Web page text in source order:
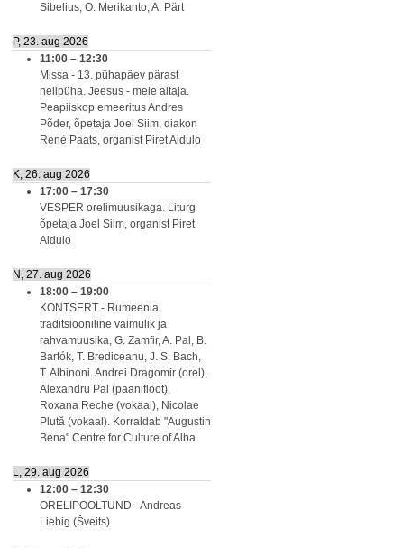
Sibelius, O. Merikanto, A. Pärt
P, 23. aug 2026
11:00 – 12:30
Missa - 13. pühapäev pärast
nelipüha. Jeesus - meie aitaja.
Peapiiskop emeeritus Andres
Põder, õpetaja Joel Siim, diakon
Renè Paats, organist Piret Aidulo
K, 26. aug 2026
17:00 – 17:30
VESPER orelimuusikaga. Liturg
õpetaja Joel Siim, organist Piret
Aidulo
N, 27. aug 2026
18:00 – 19:00
KONTSERT - Rumeenia
traditsiooniline vaimulik ja
rahvamuusika, G. Zamfir, A. Pal, B.
Bartók, T. Brediceanu, J. S. Bach,
T. Albinoni. Andrei Dragomir (orel),
Alexandru Pal (paaniflööt),
Roxana Reche (vokaal), Nicolae
Plută (vokaal). Korraldab "Augustin
Bena" Centre for Culture of Alba
L, 29. aug 2026
12:00 – 12:30
ORELIPOOLTUND - Andreas
Liebig (Šveits)